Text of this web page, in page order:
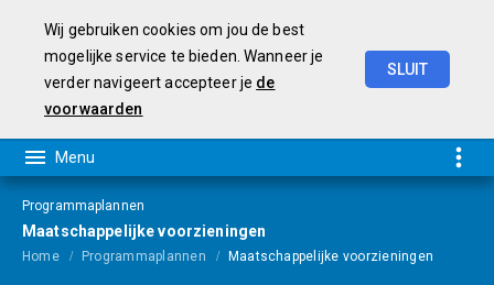
Wij gebruiken cookies om jou de best
mogelijke service te bieden. Wanneer je
verder navigeert accepteer je de
voorwaarden
SLUIT
Programmaplannen
Maatschappelijke voorzieningen
Home Programmaplannen Maatschappelijke voorzieningen